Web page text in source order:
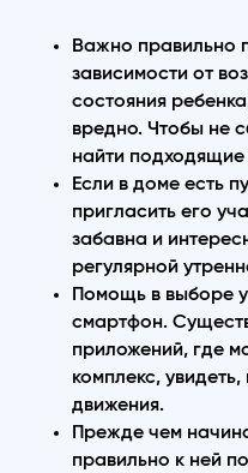
Важно правильно
зависимости от
состояния
вредно. Чтобы не
найти
Если в доме есть
пригласить его
забавна и
регулярной
Помощь в выборе
смартфон.
приложений, где
комплекс,
движения.
Прежде чем
правильно к ней